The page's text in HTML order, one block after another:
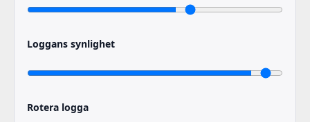
Loggans synlighet
Rotera logga